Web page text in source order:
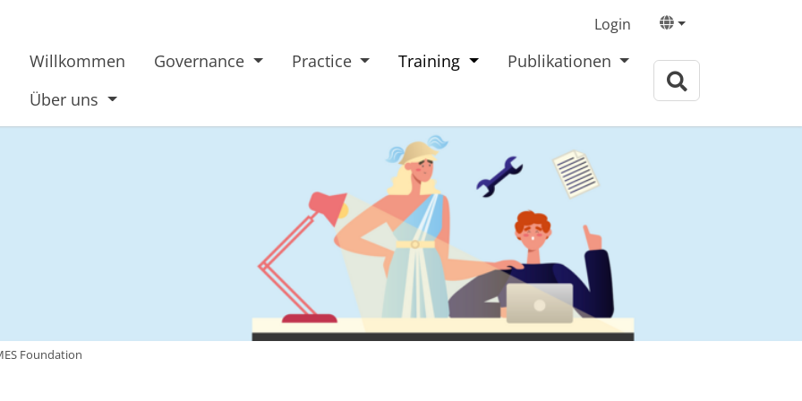
Login
Willkommen Governance Practice Training
Publikationen
Über uns
Foundation
processCentric GmbH
Willkommen
Practice
Training
Publikationen
Über uns